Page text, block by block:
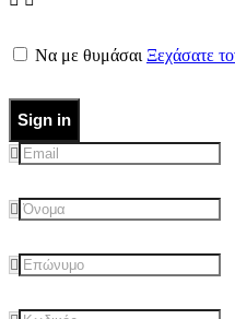
Να με θυμάσαι Ξεχάσατε
Sign in